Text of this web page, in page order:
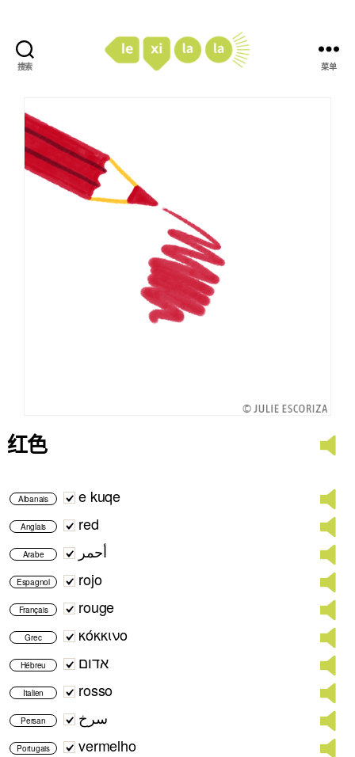
搜索 菜单
红色
Albanais e kuqe
Anglais red
Arabe أحمر
Espagnol rojo
Français rouge
Grec κόκκινο
Hébreu אדום
Italien rosso
Persan سرخ
Portugais vermelho